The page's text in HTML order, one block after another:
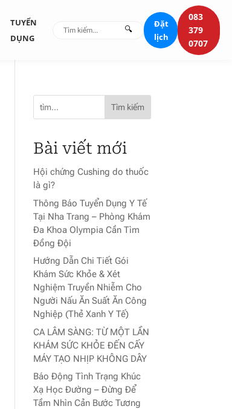
TUYỂN
DỤNG
🔍
Đặt
lịch
083
379
0707
Tìm kiếm
Bài viết mới
Hội chứng Cushing do thuốc
là gì?
Thông Báo Tuyển Dụng Y Tế
Tại Nha Trang – Phòng Khám
Đa Khoa Olympia Cần Tìm
Đồng Đội
Hướng Dẫn Chi Tiết Gói
Khám Sức Khỏe & Xét
Nghiệm Truyền Nhiễm Cho
Người Nấu Ăn Suất Ăn Công
Nghiệp (Thẻ Xanh Y Tế)
CA LÂM SÀNG: TỪ MỘT LẦN
KHÁM SỨC KHỎE ĐẾN CẤY
MÁY TẠO NHỊP KHÔNG DÂY
Báo Động Tình Trạng Khúc
Xạ Học Đường – Đừng Để
Tầm Nhìn Cản Bước Tương